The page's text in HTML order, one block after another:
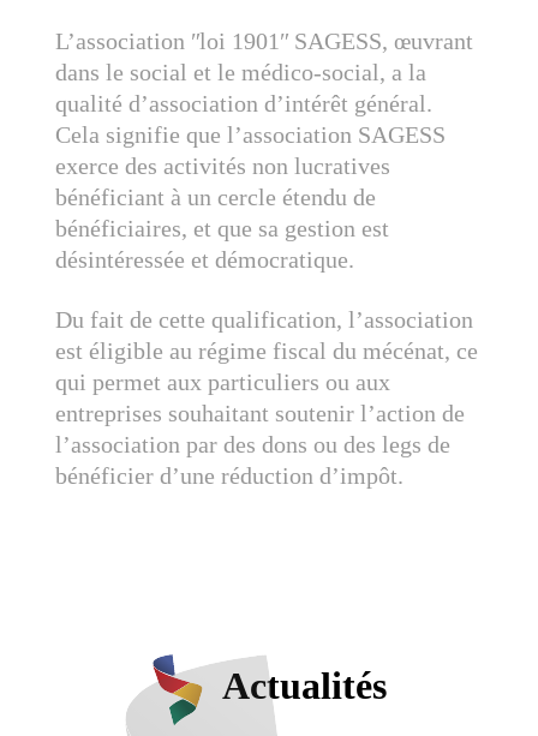
L’association ʺloi 1901ʺ SAGESS, œuvrant
dans le social et le médico-social, a la
qualité d’association d’intérêt général.
Cela signifie que l’association SAGESS
exerce des activités non lucratives
bénéficiant à un cercle étendu de
bénéficiaires, et que sa gestion est
désintéressée et démocratique.
Du fait de cette qualification, l’association
est éligible au régime fiscal du mécénat, ce
qui permet aux particuliers ou aux
entreprises souhaitant soutenir l’action de
l’association par des dons ou des legs de
bénéficier d’une réduction d’impôt.
Actualités